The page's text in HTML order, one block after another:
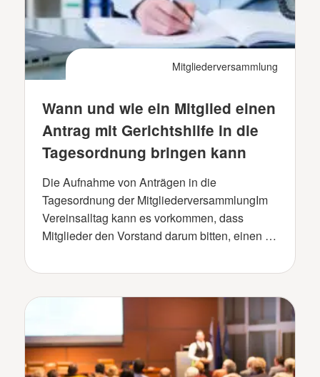
Mitgliederversammlung
Wann und wie ein Mitglied einen
Antrag mit Gerichtshilfe in die
Tagesordnung bringen kann
Die Aufnahme von Anträgen in die
Tagesordnung der MitgliederversammlungIm
Vereinsalltag kann es vorkommen, dass
Mitglieder den Vorstand darum bitten, einen …